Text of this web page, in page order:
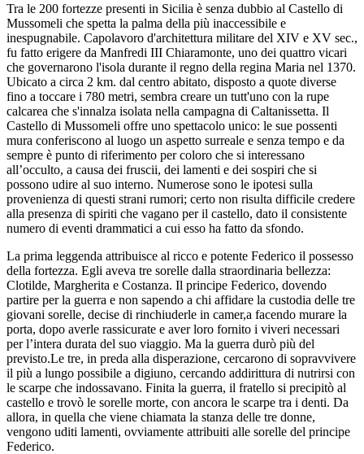
Tra le 200 fortezze presenti in Sicilia è senza dubbio al Castello di
Mussomeli che spetta la palma della più inaccessibile e
inespugnabile. Capolavoro d'architettura militare del XIV e XV sec.,
fu fatto erigere da Manfredi III Chiaramonte, uno dei quattro vicari
che governarono l'isola durante il regno della regina Maria nel 1370.
Ubicato a circa 2 km. dal centro abitato, disposto a quote diverse
fino a toccare i 780 metri, sembra creare un tutt'uno con la rupe
calcarea che s'innalza isolata nella campagna di Caltanissetta. Il
Castello di Mussomeli offre uno spettacolo unico: le sue possenti
mura conferiscono al luogo un aspetto surreale e senza tempo e da
sempre è punto di riferimento per coloro che si interessano
all’occulto, a causa dei fruscii, dei lamenti e dei sospiri che si
possono udire al suo interno. Numerose sono le ipotesi sulla
provenienza di questi strani rumori; certo non risulta difficile credere
alla presenza di spiriti che vagano per il castello, dato il consistente
numero di eventi drammatici a cui esso ha fatto da sfondo.
La prima leggenda attribuisce al ricco e potente Federico il possesso
della fortezza. Egli aveva tre sorelle dalla straordinaria bellezza:
Clotilde, Margherita e Costanza. Il principe Federico, dovendo
partire per la guerra e non sapendo a chi affidare la custodia delle tre
giovani sorelle, decise di rinchiuderle in camer,a facendo murare la
porta, dopo averle rassicurate e aver loro fornito i viveri necessari
per l’intera durata del suo viaggio. Ma la guerra durò più del
previsto.Le tre, in preda alla disperazione, cercarono di sopravvivere
il più a lungo possibile a digiuno, cercando addirittura di nutrirsi con
le scarpe che indossavano. Finita la guerra, il fratello si precipitò al
castello e trovò le sorelle morte, con ancora le scarpe tra i denti. Da
allora, in quella che viene chiamata la stanza delle tre donne,
vengono uditi lamenti, ovviamente attribuiti alle sorelle del principe
Federico.